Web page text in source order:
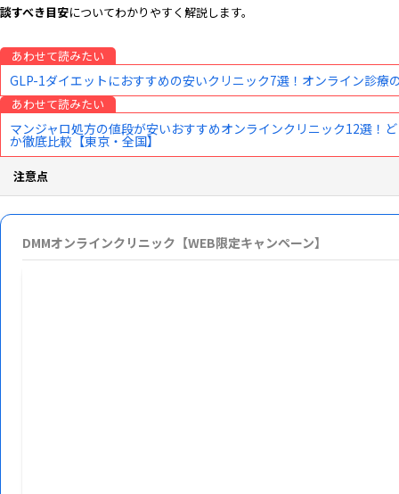
談すべき目安についてわかりやすく解説します。
あわせて読みたい
GLP-1ダイエットにおすすめの安いクリニック7選！オンライン診療
あわせて読みたい
マンジャロ処方の値段が安いおすすめオンラインクリニック12選！
か徹底比較【東京・全国】
注意点
DMMオンラインクリニック【WEB限定キャンペーン】